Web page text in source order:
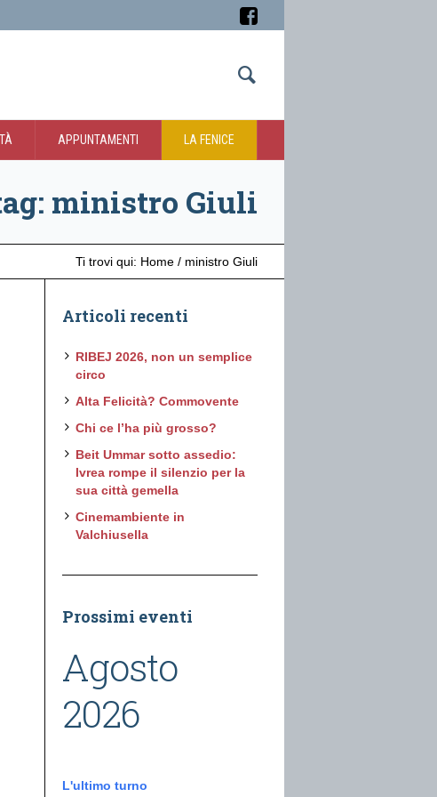
APPUNTAMENTI LA FENICE
ministro Giuli
Ti trovi qui: Home / ministro Giuli
Articoli recenti
RIBEJ 2026, non un semplice
circo
Alta Felicità? Commovente
Chi ce l’ha più grosso?
Beit Ummar sotto assedio:
Ivrea rompe il silenzio per la
sua città gemella
Cinemambiente in
Valchiusella
Prossimi eventi
Agosto
2026
L'ultimo turno